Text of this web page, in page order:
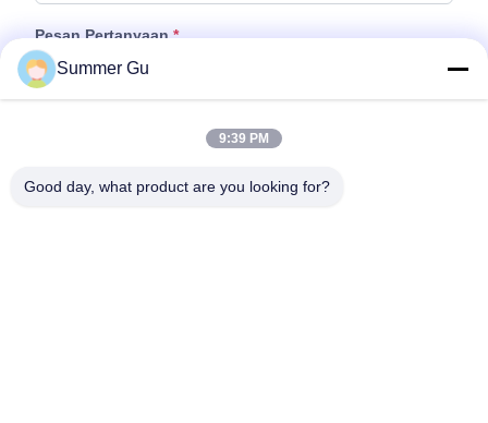
Pesan Pertanyaan *
Summer Gu
9:39 PM
Good day, what product are you looking for?